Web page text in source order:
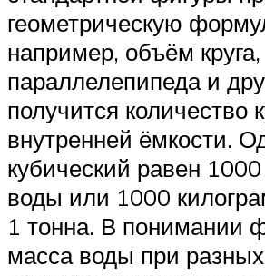
геометрическую
например, объём круга,
параллелепипеда и
получится количество
внутренней ёмкости.
кубический равен
воды или 1000
1 тонна. В понимании
масса воды при разных